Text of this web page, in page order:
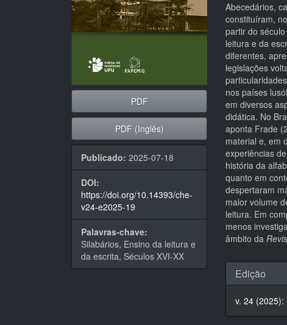
PDF
PDF (Inglês)
Publicado: 2025-07-18
DOI:
https://doi.org/10.14393/che-
v24-e2025-19
Palavras-chave:
Silabários, Ensino da leitura e
da escrita, Séculos XVI-XX
Abecedários,
constituíram,
partir do
leitura e da
diferentes,
legislações
nos países
em diversos
didática. No
aponta Frade
material e, em
experiências
história da
quanto em
despertaram
maior volume
leitura. Em
menos
âmbito da
do
artigo
Edição
v. 24